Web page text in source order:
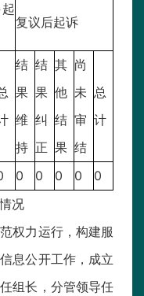
复议后起诉
结
果
维
持
结
果
纠
正
其
他
结
果
尚
未
审
结
总
计
0 0 0 0
0
况
权力运行，构建服
息公开工作，成立
组长，分管领导任